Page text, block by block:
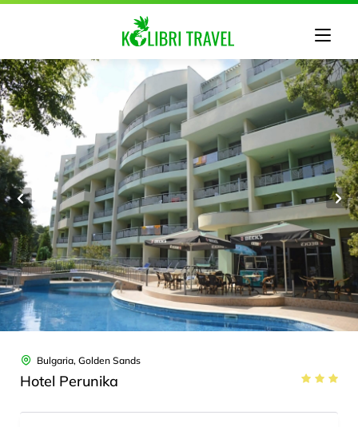
Bulgaria, Golden Sands
Hotel Perunika